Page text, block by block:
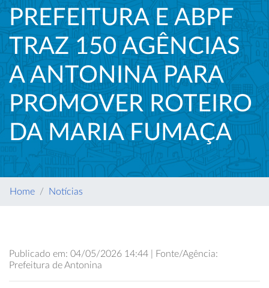
PREFEITURA E ABPF
TRAZ 150 AGÊNCIAS
A ANTONINA PARA
PROMOVER ROTEIRO
DA MARIA FUMAÇA
Home Notícias
Publicado em: 04/05/2026 14:44 | Fonte/Agência:
Prefeitura de Antonina